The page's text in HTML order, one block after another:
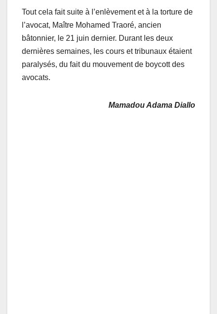
Tout cela fait suite à l’enlèvement et à la torture de
l’avocat, Maître Mohamed Traoré, ancien
bâtonnier, le 21 juin dernier. Durant les deux
dernières semaines, les cours et tribunaux étaient
paralysés, du fait du mouvement de boycott des
avocats.
Mamadou Adama Diallo